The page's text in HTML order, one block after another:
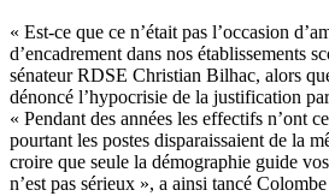
« Est-ce que ce n’était pas l’occasion
d’encadrement dans nos établissements
sénateur RDSE Christian Bilhac, alors
dénoncé l’hypocrisie de la justification
« Pendant des années les effectifs n’ont
pourtant les postes disparaissaient de la
croire que seule la démographie guide
n’est pas sérieux », a ainsi tancé